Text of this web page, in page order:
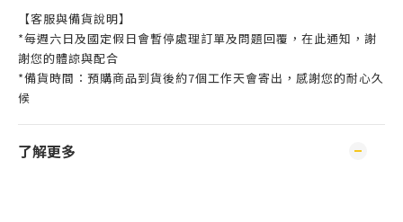
【客服與備貨說明】
*每週六日及國定假日會暫停處理訂單及問題回覆，在此通知，謝
謝您的體諒與配合
*備貨時間：預購商品到貨後約7個工作天會寄出，感謝您的耐心久
候
了解更多